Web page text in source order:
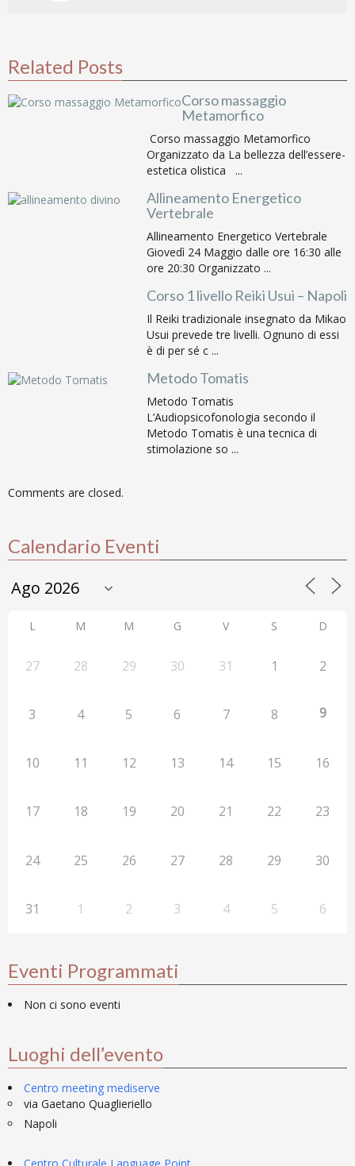
Related Posts
Corso massaggio
Metamorfico
Corso massaggio Metamorfico
Organizzato da La bellezza dell’essere-
estetica olistica ...
Allineamento Energetico
Vertebrale
Allineamento Energetico Vertebrale
Giovedì 24 Maggio dalle ore 16:30 alle
ore 20:30 Organizzato ...
Corso 1 livello Reiki Usui – Napoli
Il Reiki tradizionale insegnato da Mikao
Usui prevede tre livelli. Ognuno di essi
è di per sé c ...
Metodo Tomatis
Metodo Tomatis
L’Audiopsicofonologia secondo il
Metodo Tomatis è una tecnica di
stimolazione so ...
Comments are closed.
Calendario Eventi
L M M G V S D
27 28 29 30 31 1 2
3 4 5 6 7 8 9
10 11 12 13 14 15 16
17 18 19 20 21 22 23
24 25 26 27 28 29 30
31 1 2 3 4 5 6
Eventi Programmati
Non ci sono eventi
Luoghi dell’evento
Centro meeting mediserve
via Gaetano Quaglieriello
Napoli